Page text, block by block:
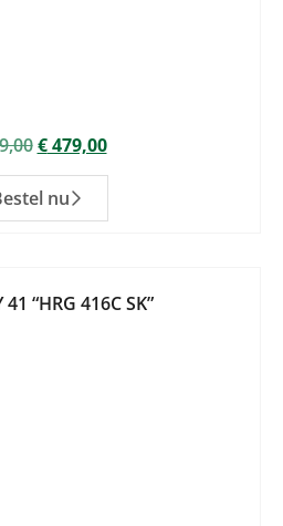
€479,00
nu
“HRG 416C SK”